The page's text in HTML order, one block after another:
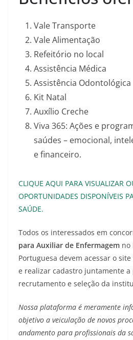
Vale Transporte
Vale Alimentação
Refeitório no local
Assistência Médica
Assistência Odontológica
Kit Natal
Auxílio Creche
Viva 365: Ações e
saúdes – emocional,
e financeiro.
CLIQUE AQUI PARA VISUALIZAR
OPORTUNIDADES DISPONÍVEIS
SAÚDE.
Todos os interessados em
para Auxiliar de Enfermagem no
Portuguesa devem acessar o site
e realizar cadastro juntamente
recrutamento e seleção da
Nossa plataforma é meramente
objetivo a veiculação de novos
andamento para profissionais da